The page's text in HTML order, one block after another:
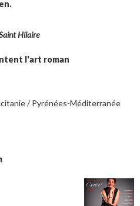
Hilaire
l'art roman
/ Pyrénées-Méditerranée